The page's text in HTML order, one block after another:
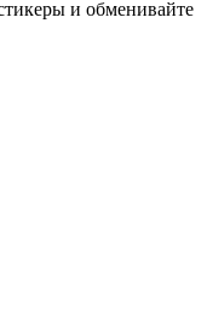
и обменивайте